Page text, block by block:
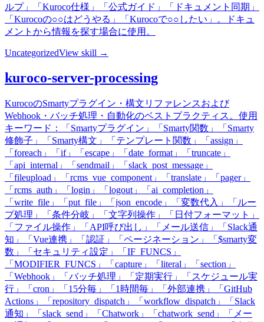
ルプ」「Kuroco仕様」「公式ガイド」「ドキュメント同期」
「Kurocoの○○はどうやる」「Kurocoで○○したい」。ドキュ
メントから情報を探す場合に使用。
UncategorizedView skill →
kuroco-server-processing
KurocoのSmartyプラグイン・構文リファレンスおよび
Webhook・バッチ処理・自動化のベストプラクティス。使用
キーワード：「Smartyプラグイン」「Smarty関数」「Smarty
修飾子」「Smarty構文」「テンプレート関数」「assign」
「foreach」「if」「escape」「date_format」「truncate」
「api_internal」「sendmail」「slack_post_message」
「fileupload」「rcms_vue_component」「translate」「pager」
「rcms_auth」「login」「logout」「ai_completion」
「write_file」「put_file」「json_encode」「変数代入」「ルー
プ処理」「条件分岐」「文字列操作」「日付フォーマット」
「ファイル操作」「API呼び出し」「メール送信」「Slack通
知」「Vue連携」「認証」「ページネーション」「$smarty変
数」「セキュリティ設定」「IF_FUNCS」
「MODIFIER_FUNCS」「capture」「literal」「section」
「Webhook」「バッチ処理」「定期実行」「スケジュール実
行」「cron」「15分毎」「1時間毎」「外部連携」「GitHub
Actions」「repository_dispatch」「workflow_dispatch」「Slack
通知」「slack_send」「Chatwork」「chatwork_send」「メー